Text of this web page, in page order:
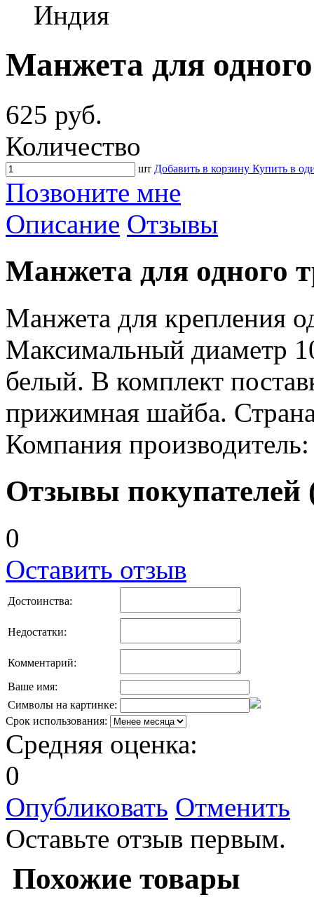
Индия
Манжета для
625 руб.
Количество
шт Добавить в корзину Купить в
Позвоните мне
Описание Отзывы
Манжета для одного
Манжета для крепления
Максимальный диаметр
белый. В комплект
прижимная шайба.
Компания
Отзывы покупателей
0
Оставить отзыв
Достоинства:
Недостатки:
Комментарий:
Ваше имя:
Символы на картинке:
Срок использования:
Средняя оценка:
0
Опубликовать Отменить
Оставьте отзыв первым.
Похожие товары